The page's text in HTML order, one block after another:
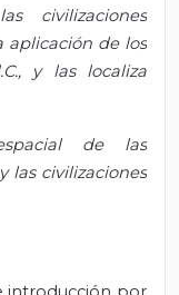
civilizaciones
aplicación de los
y las localiza
de las
las civilizaciones